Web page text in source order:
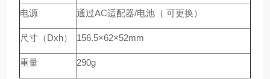
电源 通过AC适配器/电池（ 可更换）
尺寸（Dxh） 156.5×62×52mm
重量 290g